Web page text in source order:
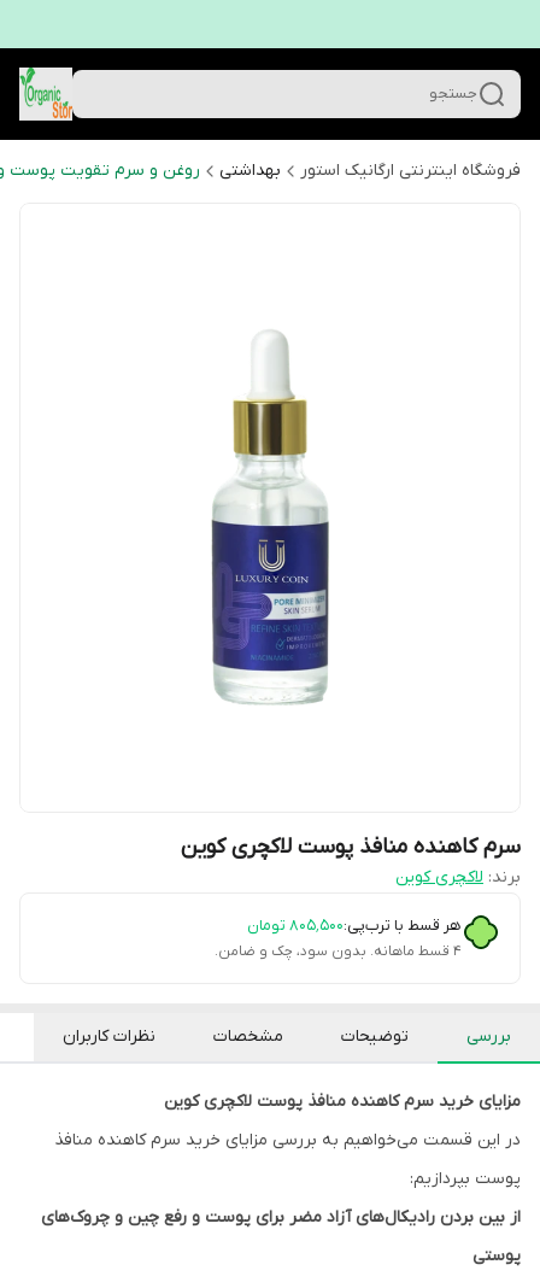
جستجو
فروشگاه اینترنتی ارگانیک استور بهداشتی روغن و سرم تقویت پوست
سرم کاهنده منافذ پوست لاکچری کوین
برند: لاکچری کوین
هر قسط با ترب‌پی:۸۰۵٬۵۰۰ تومان
۴ قسط ماهانه. بدون سود، چک و ضامن.
بررسی توضیحات مشخصات نظرات کاربران
مزایای خرید سرم کاهنده منافذ پوست لاکچری کوین
در این قسمت می‌خواهیم به بررسی مزایای خرید سرم کاهنده منافذ
پوست بپردازیم:
از بین بردن رادیکال‌های آزاد مضر برای پوست و رفع چین و چروک‌های
پوستی